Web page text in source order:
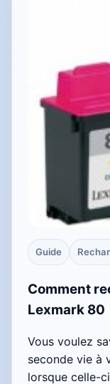
Guide
Comment
Lexmark 80
Vous voulez
seconde vie à
lorsque celle-